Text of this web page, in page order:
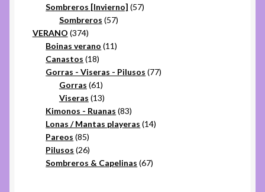
productos
Sombreros [Invierno] 5757
Sombreros 5757
VERANO 374374
productos
Boinas verano 1111
Canastos 1818
productos
Gorras - Viseras - Pilusos 7777
Gorras 6161
productos
Viseras 1313
productos
Kimonos - Ruanas 8383
productos
Lonas / Mantas playeras 1414
Pareos 8585
productos
Pilusos 2626
productos
Sombreros & Capelinas 6767